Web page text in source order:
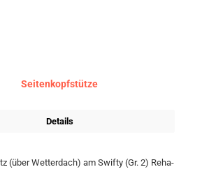
Seitenkopfstütze
Details